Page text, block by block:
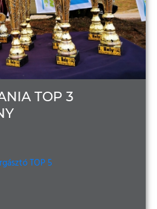
TOP 3
TOP 5